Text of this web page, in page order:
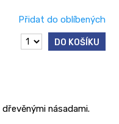
Přidat do oblíbených
DO KOŠÍKU
násadami.